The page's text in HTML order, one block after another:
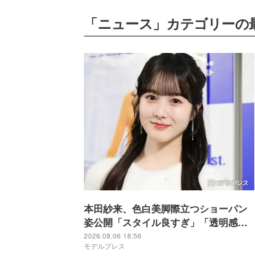
「ニュース」カテゴリー
本田紗来、色白美脚際立つショーパン
姿公開「スタイル良すぎ」「透明感が
増してる」の声
2026.08.06 18:56
モデルプレス